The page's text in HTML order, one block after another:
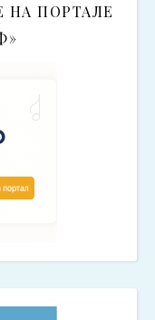
ПОРТАЛЕ